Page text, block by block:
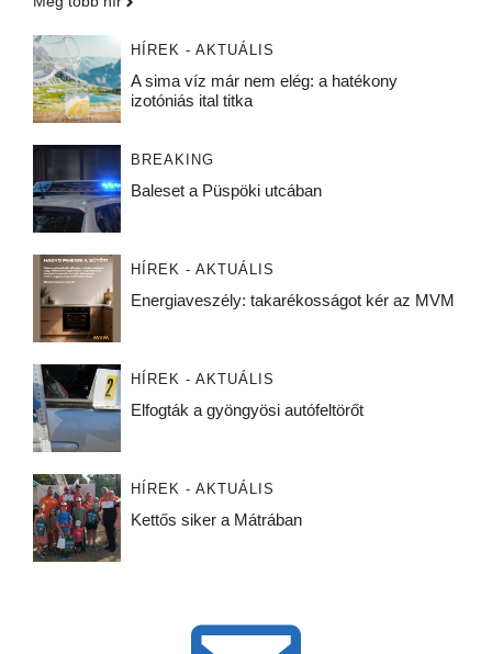
HÍREK - AKTUÁLIS
A sima víz már nem elég: a hatékony
izotóniás ital titka
BREAKING
Baleset a Püspöki utcában
HÍREK - AKTUÁLIS
Energiaveszély: takarékosságot kér az MVM
HÍREK - AKTUÁLIS
Elfogták a gyöngyösi autófeltörőt
HÍREK - AKTUÁLIS
Kettős siker a Mátrában